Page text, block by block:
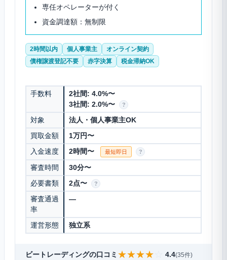
専任オペレーターが付く
資金調達額：無制限
2時間以内 個人事業主
オンライン契約
債権譲渡登記不要
赤字決算 税金滞納OK
手数料
2社間: 4.0%〜
3社間: 2.0%〜
?
対象
法人・個人事業主OK
買取金額
1万円〜
入金速度
2時間〜 最短即日 ?
審査時間
30分〜
必要書類
2点〜 ?
審査通過
率
—
運営形態 独立系
ビートレーディングの口コミ ★★★★ 4.4(35件)